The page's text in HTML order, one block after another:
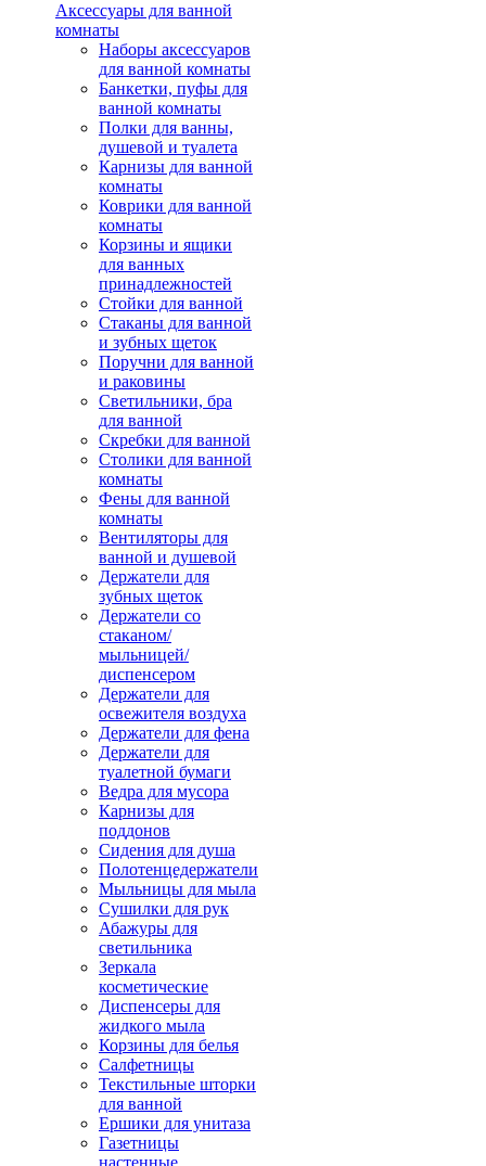
Аксессуары для ванной
комнаты
Наборы аксессуаров
для ванной комнаты
Банкетки, пуфы для
ванной комнаты
Полки для ванны,
душевой и туалета
Карнизы для ванной
комнаты
Коврики для ванной
комнаты
Корзины и ящики
для ванных
принадлежностей
Стойки для ванной
Стаканы для ванной
и зубных щеток
Поручни для ванной
и раковины
Светильники, бра
для ванной
Скребки для ванной
Столики для ванной
комнаты
Фены для ванной
комнаты
Вентиляторы для
ванной и душевой
Держатели для
зубных щеток
Держатели со
стаканом/
мыльницей/
диспенсером
Держатели для
освежителя воздуха
Держатели для фена
Держатели для
туалетной бумаги
Ведра для мусора
Карнизы для
поддонов
Сидения для душа
Полотенцедержатели
Мыльницы для мыла
Сушилки для рук
Абажуры для
светильника
Зеркала
косметические
Диспенсеры для
жидкого мыла
Корзины для белья
Салфетницы
Текстильные шторки
для ванной
Ершики для унитаза
Газетницы
настенные